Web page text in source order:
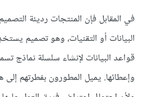
في المقابل فإن المنتجات رديئة
البيانات أو التقنيات، وهو تصميم
قواعد البيانات لإنشاء سلسلة نماذج
وإعطائها. يميل المطورون بفطرتهم إلى